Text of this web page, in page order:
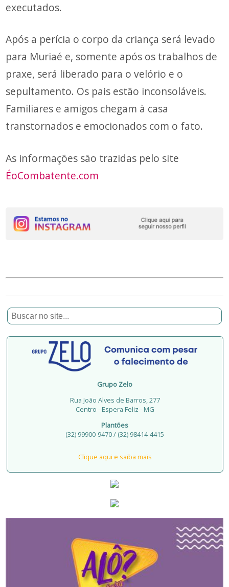
executados.
Após a perícia o corpo da criança será levado
para Muriaé e, somente após os trabalhos de
praxe, será liberado para o velório e o
sepultamento. Os pais estão inconsoláveis.
Familiares e amigos chegam à casa
transtornados e emocionados com o fato.
As informações são trazidas pelo site
ÉoCombatente.com
Grupo Zelo
Rua João Alves de Barros, 277
Centro - Espera Feliz - MG
Plantões
(32) 99900-9470 / (32) 98414-4415
Clique aqui e saiba mais